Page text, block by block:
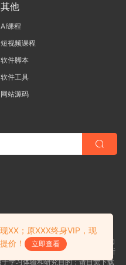
其他
AI课程
短视频课程
软件脚本
软件工具
网站源码
版权争议与本站无关，如果您认为
所有持版权者致最深歉意！本站所
学习体验和研究目的；请自觉下载
XX；原XXX终身VIP，现
价！
立即查看